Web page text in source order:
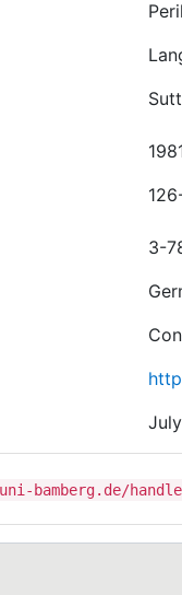
3-
bamberg.de/